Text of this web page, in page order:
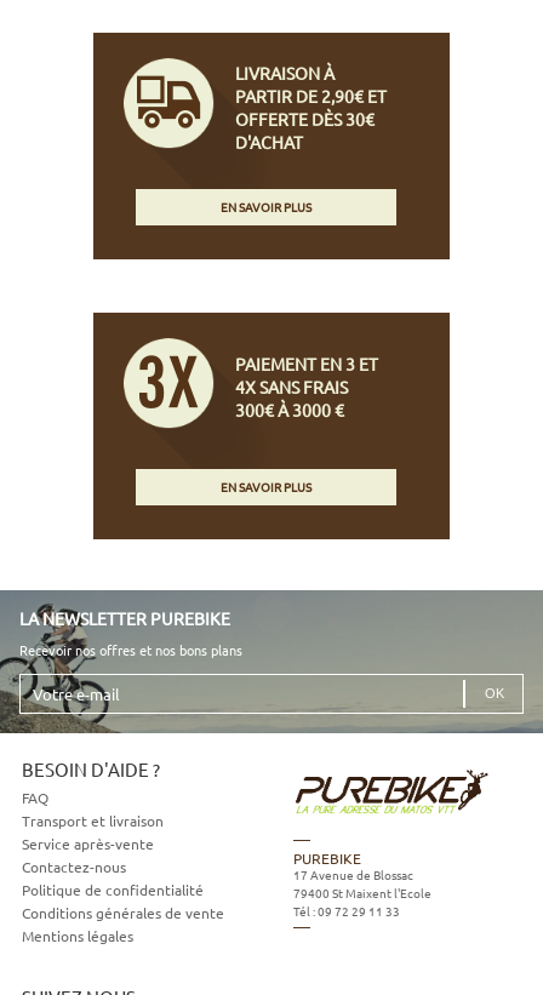
LIVRAISON À
PARTIR DE 2,90€ ET
OFFERTE DÈS 30€
D'ACHAT
EN SAVOIR PLUS
PAIEMENT EN 3 ET
4X SANS FRAIS
300€ À 3000 €
EN SAVOIR PLUS
LA NEWSLETTER PUREBIKE
Recevoir nos offres et nos bons plans
Votre
e-
mail
BESOIN D'AIDE ?
FAQ
Transport et livraison
Service après-vente
Contactez-nous
Politique de confidentialité
Conditions générales de vente
Mentions légales
PUREBIKE
17 Avenue de Blossac
79400 St Maixent l'Ecole
Tél :09 72 29 11 33